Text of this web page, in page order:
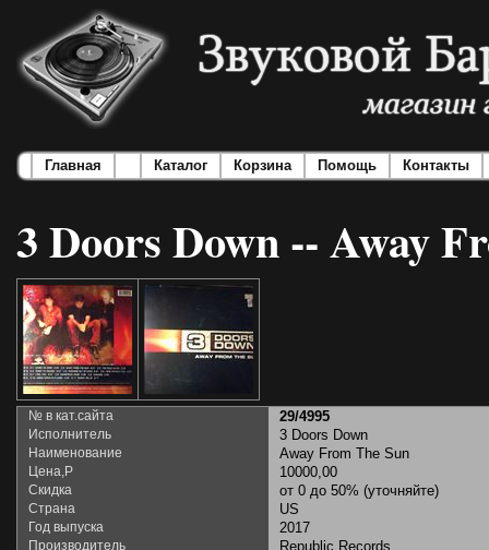
Главная Каталог Корзина Помощь Контакты
3 Doors Down -- Away
№ в кат.сайта 29/4995
Исполнитель 3 Doors Down
Наименование Away From The Sun
Цена,Р 10000,00
Скидка от 0 до 50% (уточняйте)
Страна US
Год выпуска 2017
Производитель Republic Records